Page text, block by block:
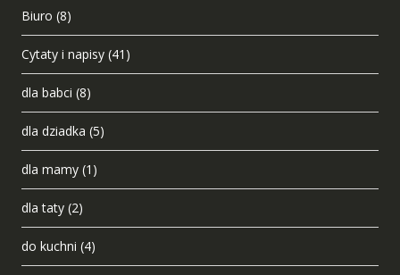
Biuro (8)
Cytaty i napisy (41)
dla babci (8)
dla dziadka (5)
dla mamy (1)
dla taty (2)
do kuchni (4)